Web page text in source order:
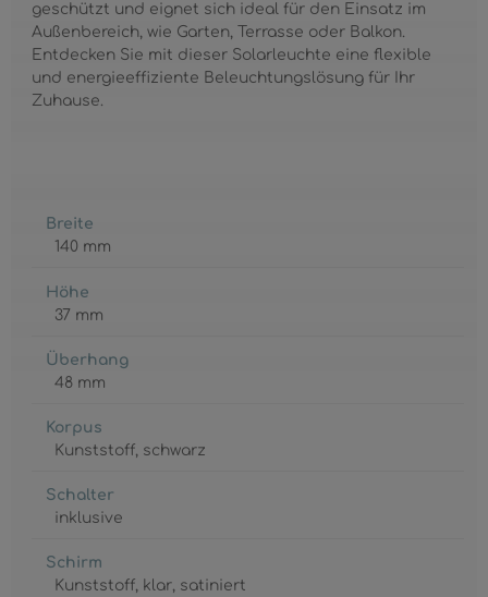
geschützt und eignet sich ideal für den Einsatz im
Außenbereich, wie Garten, Terrasse oder Balkon.
Entdecken Sie mit dieser Solarleuchte eine flexible
und energieeffiziente Beleuchtungslösung für Ihr
Zuhause.
Breite
140 mm
Höhe
37 mm
Überhang
48 mm
Korpus
Kunststoff, schwarz
Schalter
inklusive
Schirm
Kunststoff, klar, satiniert